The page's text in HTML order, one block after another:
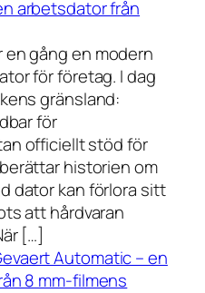
arbetsdator från
en gång en modern
för företag. I dag
gränsland:
för
officiellt stöd för
historien om
dator kan förlora sitt
att hårdvaran
[…]
Automatic – en
8 mm-filmens